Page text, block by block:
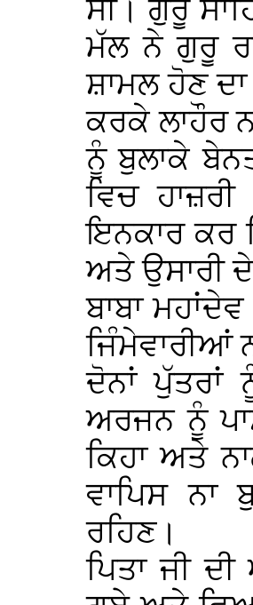
ਸੀ। ਗੁਰੂ
ਮੱਲ ਨੇ ਗੁਰੂ
ਸ਼ਾਮਲ ਹੋਣ
ਕਰਕੇ ਲਾਹੌਰ
ਨੂੰ ਬੁਲਾਕੇ
ਵਿਚ
ਇਨਕਾਰ ਕਰ
ਅਤੇ ਉਸਾਰੀ
ਬਾਬਾ
ਜਿੰਮੇਵਾਰੀਆਂ
ਦੋਨਾਂ
ਅਰਜਨ ਨੂੰ
ਕਿਹਾ ਅਤੇ
ਵਾਪਿਸ ਨਾ
ਰਹਿਣ।
ਪਿਤਾ ਜੀ